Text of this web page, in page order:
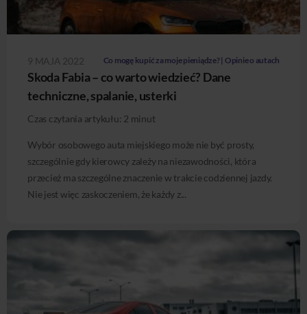
9 MAJA 2022 Co mogę kupić za moje pieniądze? | Opinie o autach
Skoda Fabia – co warto wiedzieć? Dane
techniczne, spalanie, usterki
Czas czytania artykułu: 2 minut
Wybór osobowego auta miejskiego może nie być prosty,
szczególnie gdy kierowcy zależy na niezawodności, która
przecież ma szczególne znaczenie w trakcie codziennej jazdy.
Nie jest więc zaskoczeniem, że każdy z...